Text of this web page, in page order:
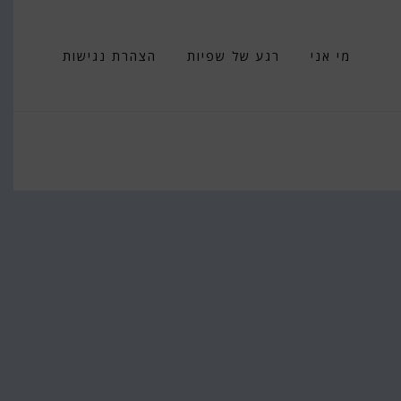
מי אני רגע של שפיות הצהרת נגישות